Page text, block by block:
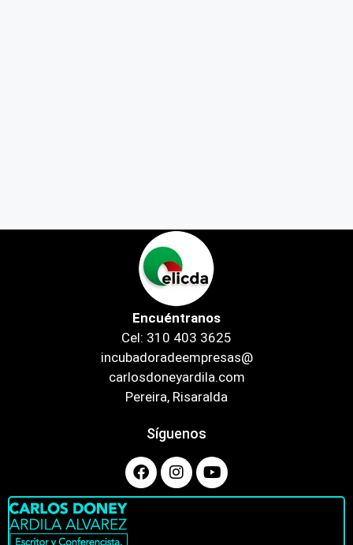
Encuéntranos
Cel: 310 403 3625
incubadoradeempresas@
carlosdoneyardila.com
Pereira, Risaralda
Síguenos